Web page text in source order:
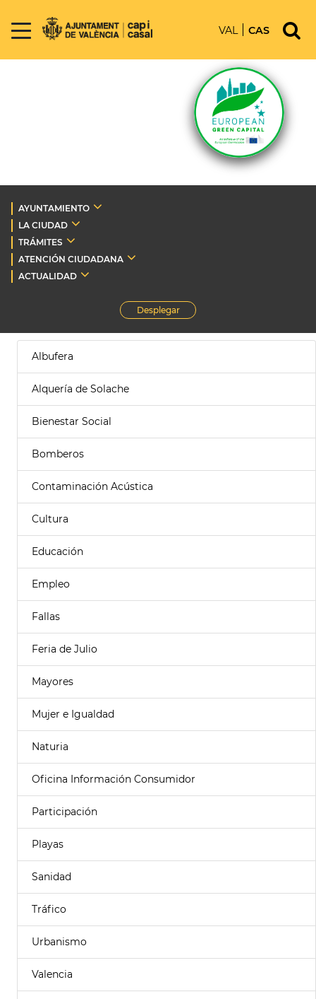
VAL CAS
AYUNTAMIENTO
LA CIUDAD
TRÁMITES
ATENCIÓN CIUDADANA
ACTUALIDAD
Desplegar
Albufera
Alquería de Solache
Bienestar Social
Bomberos
Contaminación Acústica
Cultura
Educación
Empleo
Fallas
Feria de Julio
Mayores
Mujer e Igualdad
Naturia
Oficina Información Consumidor
Participación
Playas
Sanidad
Tráfico
Urbanismo
Valencia